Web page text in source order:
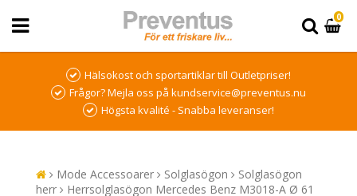
0
Hälsokost och sportartiklar till Outletpriser!
Frågor? Mejla oss på kundservice@preventus.nu
Högsta kvalité - Snabba leveranser!
Mode Accessoarer Solglasögon
Solglasögon
herr
Herrsolglasögon Mercedes Benz M3018-A Ø 61